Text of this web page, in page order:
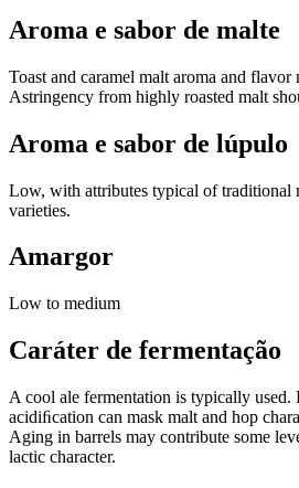
Aroma e sabor de malte
Toast and caramel malt aroma and flavor
Astringency from highly roasted malt
Aroma e sabor de lúpulo
Low, with attributes typical of traditional
varieties.
Amargor
Low to medium
Caráter de fermentação
A cool ale fermentation is typically used.
acidiﬁcation can mask malt and hop
Aging in barrels may contribute some
lactic character.